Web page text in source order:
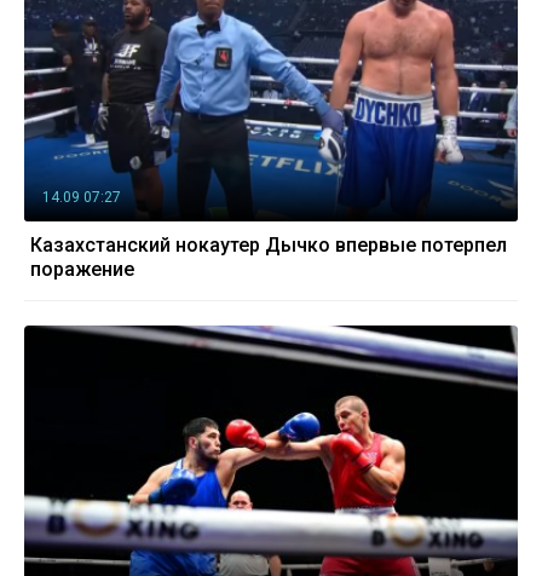
14.09 07:27
Казахстанский нокаутер Дычко впервые потерпел
поражение